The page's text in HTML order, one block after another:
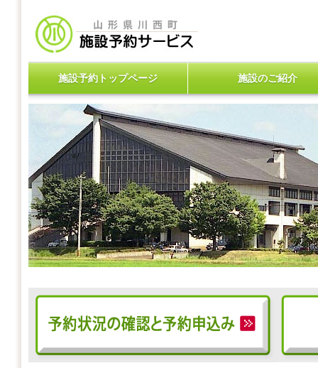
施設予約トップページ 施設のご紹介